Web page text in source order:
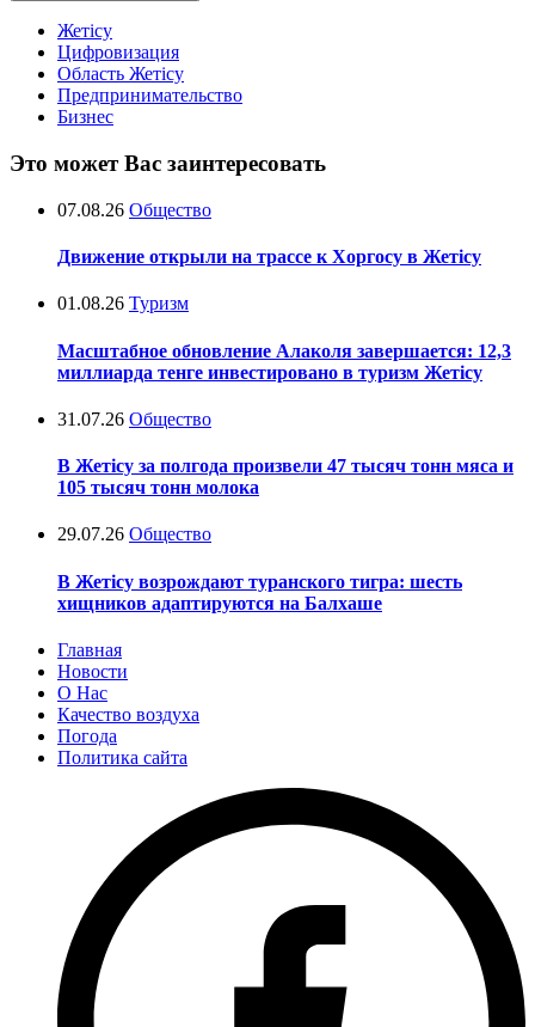
Жетісу
Цифровизация
Область Жетісу
Предпринимательство
Бизнес
Это может Вас заинтересовать
07.08.26 Общество
Движение открыли на трассе к Хоргосу в Жетісу
01.08.26 Туризм
Масштабное обновление Алаколя завершается: 12,3
миллиарда тенге инвестировано в туризм Жетісу
31.07.26 Общество
В Жетісу за полгода произвели 47 тысяч тонн мяса и
105 тысяч тонн молока
29.07.26 Общество
В Жетісу возрождают туранского тигра: шесть
хищников адаптируются на Балхаше
Главная
Новости
О Нас
Качество воздуха
Погода
Политика сайта